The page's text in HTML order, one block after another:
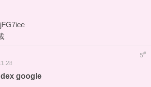
5#
google